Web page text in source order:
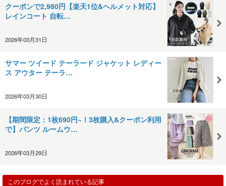
クーポンで2,980円【楽天1位&ヘルメット対応】
レインコート 自転…
2026年03月31日
サマー ツイード テーラード ジャケット レディー
ス アウター テーラ…
2026年03月30日
【期間限定：1枚690円~！3枚購入&クーポン利用
で】パンツ ルームウ…
2026年03月29日
このブログでよく読まれている記事